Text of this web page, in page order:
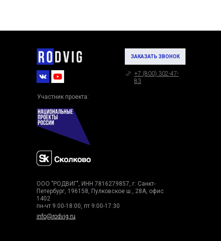
ЗАКАЗАТЬ ЗВОНОК
ООО "РОДВИГ", ИНН 7816279857, г. Санкт-
Петербург, 196158, Пулковское ш., 28А, офис
1402
пн-чт 9:00-18:00, пт 9:00-17:30
Участник проекта:
+7 (800) 302-47-
83
info@rodvig.ru